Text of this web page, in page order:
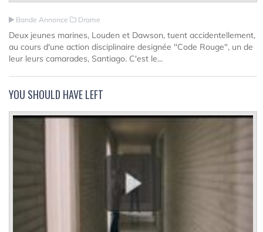
Bande Annonce Drame
Deux jeunes marines, Louden et Dawson, tuent accidentellement,
au cours d'une action disciplinaire designée "Code Rouge", un de
leur leurs camarades, Santiago. C'est le...
YOU SHOULD HAVE LEFT